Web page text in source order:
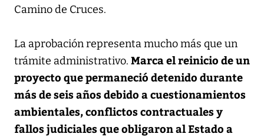
Camino de Cruces.
La aprobación representa mucho más que un
trámite administrativo. Marca el reinicio de un
proyecto que permaneció detenido durante
más de seis años debido a cuestionamientos
ambientales, conflictos contractuales y
fallos judiciales que obligaron al Estado a